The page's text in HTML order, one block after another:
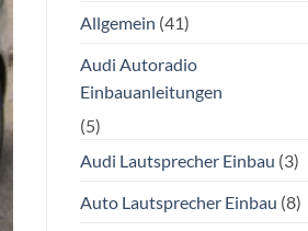
Allgemein (41)
Audi Autoradio
Einbauanleitungen
(5)
Audi Lautsprecher Einbau (3)
Auto Lautsprecher Einbau (8)